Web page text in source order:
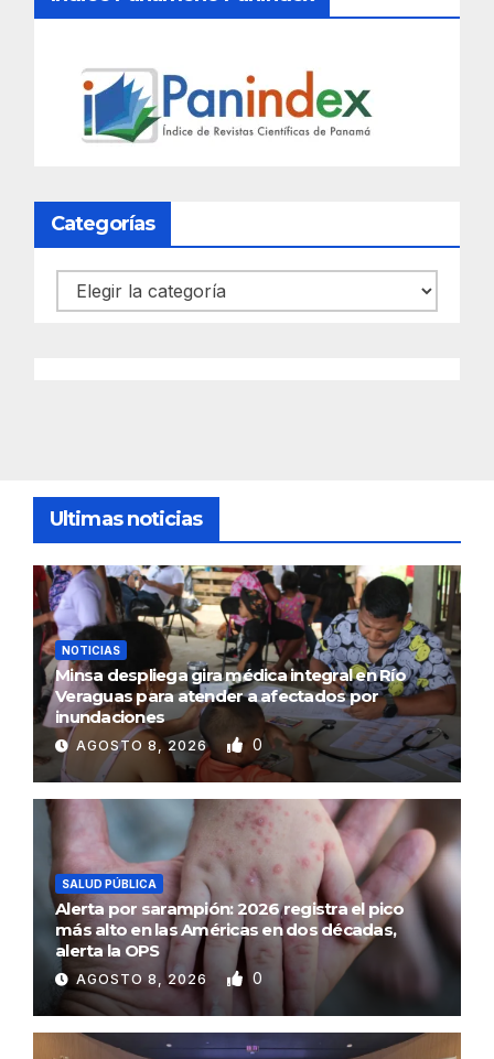
Categorías
Categorías
Ultimas noticias
NOTICIAS
Minsa despliega gira médica integral en Río
Veraguas para atender a afectados por
inundaciones
AGOSTO 8, 2026 0
SALUD PÚBLICA
Alerta por sarampión: 2026 registra el pico
más alto en las Américas en dos décadas,
alerta la OPS
AGOSTO 8, 2026 0